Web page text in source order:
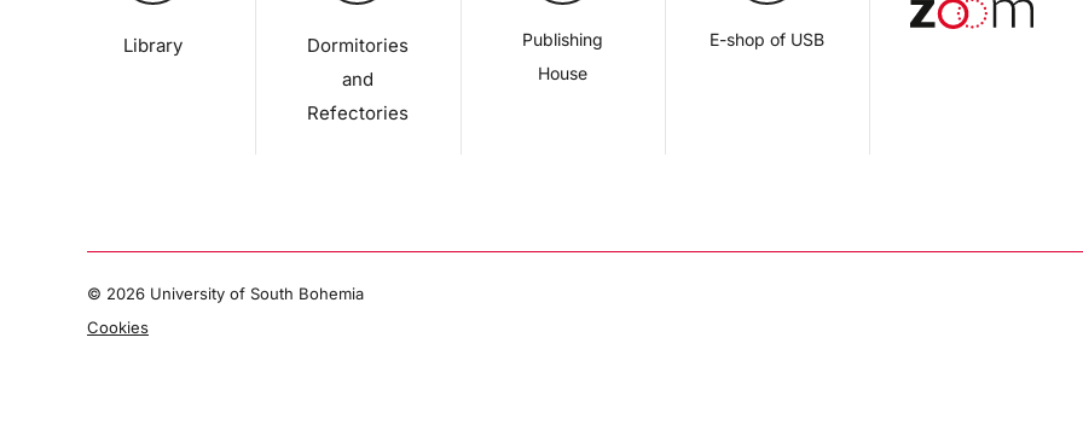
Library
Dormitories
and
Refectories
Publishing
House
E-shop of USB
© 2026 University of South Bohemia
Cookies